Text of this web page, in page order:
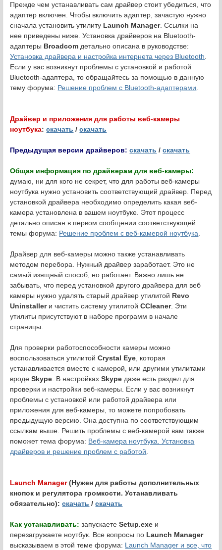
Прежде чем устанавливать сам драйвер стоит убедиться, что
адаптер включен. Чтобы включить адаптер, зачастую нужно
сначала установить утилиту Launch Manager. Ссылки на
нее приведены ниже. Установка драйверов на Bluetooth-
адаптеры Broadcom детально описана в руководстве:
Установка драйвера и настройка интернета через Bluetooth
Если у вас возникнут проблемы с установкой и работой
Bluetooth-адаптера, то обращайтесь за помощью в данную
тему форума: Решение проблем с Bluetooth-адаптерами
Драйвер и приложения для работы веб-камеры
ноутбука:скачать /скачать
Предыдущая версии драйверов: скачать /скачать
Общая информация по драйверам для веб-камеры:
думаю, ни для кого не секрет, что для работы веб-камеры
ноутбука нужно установить соответствующий драйвер. Перед
установкой драйвера необходимо определить какая веб-
камера установлена в вашем ноутбуке. Этот процесс
детально описан в первом сообщении соответствующей
темы форума: Решение проблем с веб-камерой ноутбука
Драйвер для веб-камеры можно также устанавливать
методом перебора. Нужный драйвер заработает. Это не
самый изящный способ, но работает. Важно лишь не
забывать, что перед установкой другого драйвера для веб
камеры нужно удалять старый драйвер утилитой Revo
Uninstallerи чистить систему утилитойCCleaner. Эти
утилиты присутствуют в наборе программ в начале
страницы.
Для проверки работоспособности камеры можно
воспользоваться утилитойCrystal Eye , которая
устанавливается вместе с камерой, или другими утилитами
вродеSkype . В настройкахSkype даже есть раздел для
проверки и настройки веб-камеры. Если у вас возникнут
проблемы с установкой или работой драйвера или
приложения для веб-камеры, то можете попробовать
предыдущую версию. Она доступна по соответствующим
ссылкам выше. Решить проблемы с веб-камерой вам также
поможет тема форума: Веб-камера ноутбука. Установка
драйверов и решение проблем с работой
Launch Manager(Нужен для работы дополнительных
кнопок и регулятора громкости. Устанавливать
обязательно):скачать /скачать
Как устанавливать: запускаетеSetup.exe и
перезагружаете ноутбук. Все вопросы по Launch Manager
высказываем в этой теме форума: Launch Manager и все, что